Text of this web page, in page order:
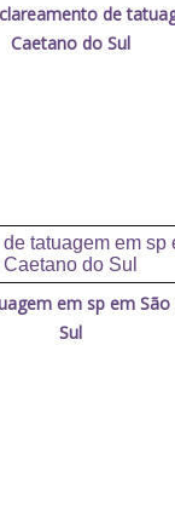
de
Caetano do Sul
em sp em
Sul